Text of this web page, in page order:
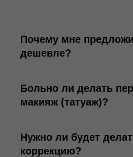
Почему мне
дешевле?
Больно ли делать
макияж (татуаж)?
Нужно ли будет
коррекцию?